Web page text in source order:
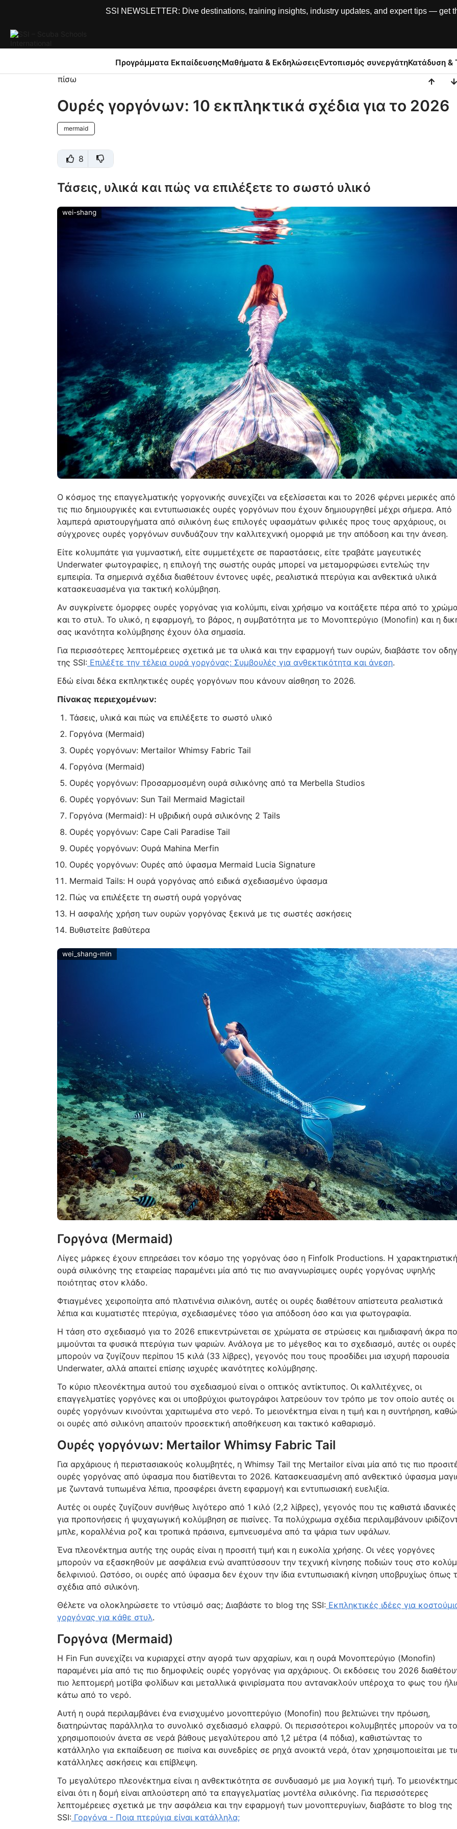
SSI NEWSLETTER: Dive destinations, training insights, industry updates, and expert tips — get
Προγράμματα ΕκπαίδευσηςΜαθήματα & ΕκδηλώσειςΕντοπισμός συνεργάτηΚατάδυση &
πίσω
Ουρές γοργόνων: 10 εκπληκτικά σχέδια για το 2026
mermaid
8
Τάσεις, υλικά και πώς να επιλέξετε το σωστό υλικό
wei-shang
Ο κόσμος της επαγγελματικής γοργονικής συνεχίζει να εξελίσσεται και το 2026 φέρνει μερικές από
τις πιο δημιουργικές και εντυπωσιακές ουρές γοργόνων που έχουν δημιουργηθεί μέχρι σήμερα. Από
λαμπερά αριστουργήματα από σιλικόνη έως επιλογές υφασμάτων φιλικές προς τους αρχάριους, οι
σύγχρονες ουρές γοργόνων συνδυάζουν την καλλιτεχνική ομορφιά με την απόδοση και την άνεση.
Είτε κολυμπάτε για γυμναστική, είτε συμμετέχετε σε παραστάσεις, είτε τραβάτε μαγευτικές
Underwater φωτογραφίες, η επιλογή της σωστής ουράς μπορεί να μεταμορφώσει εντελώς την
εμπειρία. Τα σημερινά σχέδια διαθέτουν έντονες υφές, ρεαλιστικά πτερύγια και ανθεκτικά υλικά
κατασκευασμένα για τακτική κολύμβηση.
Αν συγκρίνετε όμορφες ουρές γοργόνας για κολύμπι, είναι χρήσιμο να κοιτάξετε πέρα από το
και το στυλ. Το υλικό, η εφαρμογή, το βάρος, η συμβατότητα με το Μονοπτερύγιο (Monofin) και η
σας ικανότητα κολύμβησης έχουν όλα σημασία.
Για περισσότερες λεπτομέρειες σχετικά με τα υλικά και την εφαρμογή των ουρών, διαβάστε τον
της SSI: Επιλέξτε την τέλεια ουρά γοργόνας: Συμβουλές για ανθεκτικότητα και άνεση.
Εδώ είναι δέκα εκπληκτικές ουρές γοργόνων που κάνουν αίσθηση το 2026.
Πίνακας περιεχομένων:
Τάσεις, υλικά και πώς να επιλέξετε το σωστό υλικό
Γοργόνα (Mermaid)
Ουρές γοργόνων: Mertailor Whimsy Fabric Tail
Γοργόνα (Mermaid)
Ουρές γοργόνων: Προσαρμοσμένη ουρά σιλικόνης από τα Merbella Studios
Ουρές γοργόνων: Sun Tail Mermaid Magictail
Γοργόνα (Mermaid): Η υβριδική ουρά σιλικόνης 2 Tails
Ουρές γοργόνων: Cape Cali Paradise Tail
Ουρές γοργόνων: Ουρά Mahina Merfin
Ουρές γοργόνων: Ουρές από ύφασμα Mermaid Lucia Signature
Mermaid Tails: Η ουρά γοργόνας από ειδικά σχεδιασμένο ύφασμα
Πώς να επιλέξετε τη σωστή ουρά γοργόνας
Η ασφαλής χρήση των ουρών γοργόνας ξεκινά με τις σωστές ασκήσεις
Βυθιστείτε βαθύτερα
wei_shang-min
Γοργόνα (Mermaid)
Λίγες μάρκες έχουν επηρεάσει τον κόσμο της γοργόνας όσο η Finfolk Productions. Η χαρακτηριστική
ουρά σιλικόνης της εταιρείας παραμένει μία από τις πιο αναγνωρίσιμες ουρές γοργόνας υψηλής
ποιότητας στον κλάδο.
Φτιαγμένες χειροποίητα από πλατινένια σιλικόνη, αυτές οι ουρές διαθέτουν απίστευτα ρεαλιστικά
λέπια και κυματιστές πτερύγια, σχεδιασμένες τόσο για απόδοση όσο και για φωτογραφία.
Η τάση στο σχεδιασμό για το 2026 επικεντρώνεται σε χρώματα σε στρώσεις και ημιδιαφανή άκρα
μιμούνται τα φυσικά πτερύγια των ψαριών. Ανάλογα με το μέγεθος και το σχεδιασμό, αυτές οι ουρές
μπορούν να ζυγίζουν περίπου 15 κιλά (33 λίβρες), γεγονός που τους προσδίδει μια ισχυρή παρουσία
Underwater, αλλά απαιτεί επίσης ισχυρές ικανότητες κολύμβησης.
Το κύριο πλεονέκτημα αυτού του σχεδιασμού είναι ο οπτικός αντίκτυπος. Οι καλλιτέχνες, οι
επαγγελματίες γοργόνες και οι υποβρύχιοι φωτογράφοι λατρεύουν τον τρόπο με τον οποίο αυτές οι
ουρές γοργόνων κινούνται χαριτωμένα στο νερό. Το μειονέκτημα είναι η τιμή και η συντήρηση,
οι ουρές από σιλικόνη απαιτούν προσεκτική αποθήκευση και τακτικό καθαρισμό.
Ουρές γοργόνων: Mertailor Whimsy Fabric Tail
Για αρχάριους ή περιστασιακούς κολυμβητές, η Whimsy Tail της Mertailor είναι μία από τις πιο
ουρές γοργόνας από ύφασμα που διατίθενται το 2026. Κατασκευασμένη από ανθεκτικό ύφασμα
με ζωντανά τυπωμένα λέπια, προσφέρει άνετη εφαρμογή και εντυπωσιακή ευελιξία.
Αυτές οι ουρές ζυγίζουν συνήθως λιγότερο από 1 κιλό (2,2 λίβρες), γεγονός που τις καθιστά ιδανικές
για προπονήσεις ή ψυχαγωγική κολύμβηση σε πισίνες. Τα πολύχρωμα σχέδια περιλαμβάνουν
μπλε, κοραλλένια ροζ και τροπικά πράσινα, εμπνευσμένα από τα ψάρια των υφάλων.
Ένα πλεονέκτημα αυτής της ουράς είναι η προσιτή τιμή και η ευκολία χρήσης. Οι νέες γοργόνες
μπορούν να εξασκηθούν με ασφάλεια ενώ αναπτύσσουν την τεχνική κίνησης ποδιών τους στο
δελφινιού. Ωστόσο, οι ουρές από ύφασμα δεν έχουν την ίδια εντυπωσιακή κίνηση υποβρυχίως όπως
σχέδια από σιλικόνη.
Θέλετε να ολοκληρώσετε το ντύσιμό σας; Διαβάστε το blog της SSI: Εκπληκτικές ιδέες για
γοργόνας για κάθε στυλ.
Γοργόνα (Mermaid)
Η Fin Fun συνεχίζει να κυριαρχεί στην αγορά των αρχαρίων, και η ουρά Μονοπτερύγιο (Monofin)
παραμένει μία από τις πιο δημοφιλείς ουρές γοργόνας για αρχάριους. Οι εκδόσεις του 2026
πιο λεπτομερή μοτίβα φολίδων και μεταλλικά φινιρίσματα που αντανακλούν υπέροχα το φως του
κάτω από το νερό.
Αυτή η ουρά περιλαμβάνει ένα ενισχυμένο μονοπτερύγιο (Monofin) που βελτιώνει την πρόωση,
διατηρώντας παράλληλα το συνολικό σχεδιασμό ελαφρύ. Οι περισσότεροι κολυμβητές μπορούν να το
χρησιμοποιούν άνετα σε νερά βάθους μεγαλύτερου από 1,2 μέτρα (4 πόδια), καθιστώντας το
κατάλληλο για εκπαίδευση σε πισίνα και συνεδρίες σε ρηχά ανοικτά νερά, όταν χρησιμοποιείται με
κατάλληλες ασκήσεις και επίβλεψη.
Το μεγαλύτερο πλεονέκτημα είναι η ανθεκτικότητα σε συνδυασμό με μια λογική τιμή. Το
είναι ότι η δομή είναι απλούστερη από τα επαγγελματίας μοντέλα σιλικόνης. Για περισσότερες
λεπτομέρειες σχετικά με την ασφάλεια και την εφαρμογή των μονοπτερυγίων, διαβάστε το blog της
SSI: Γοργόνα - Ποια πτερύγια είναι κατάλληλα;